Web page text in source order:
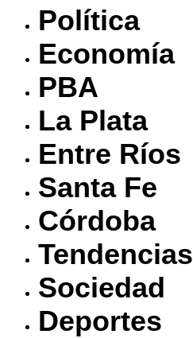
Política
Economía
PBA
La Plata
Entre Ríos
Santa Fe
Córdoba
Tendencias
Sociedad
Deportes